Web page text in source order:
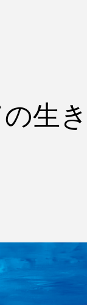
用規約
ライバシ−ポリシー
生